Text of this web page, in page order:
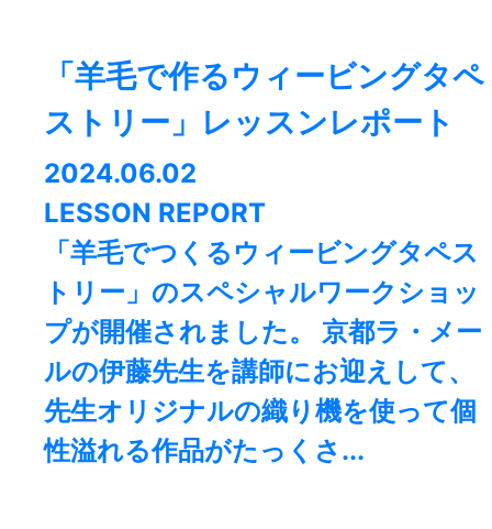
「羊毛で作るウィービングタペ
ストリー」レッスンレポート
2024.06.02
LESSON REPORT
「羊毛でつくるウィービングタペス
トリー」のスペシャルワークショッ
プが開催されました。 京都ラ・メー
ルの伊藤先生を講師にお迎えして、
先生オリジナルの織り機を使って個
性溢れる作品がたっくさ...